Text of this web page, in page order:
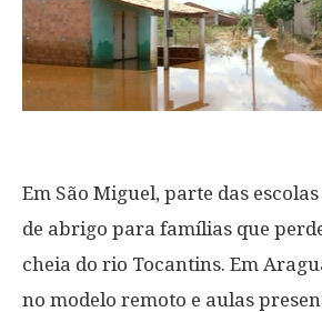
Em São Miguel, parte das
de abrigo para famílias que
cheia do rio Tocantins. Em
no modelo remoto e aulas